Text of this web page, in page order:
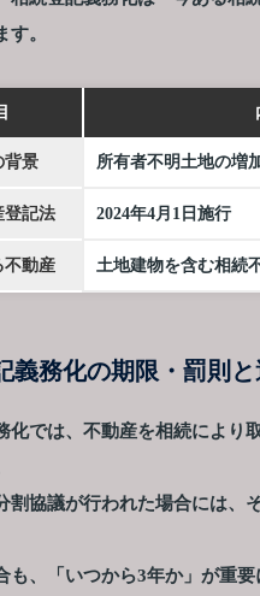
す。
背景 所有者不明土地の増
登記法 2024年4月1日施行
不動産 土地建物を含む相続
義務化の期限・罰則
化では、不動産を相続により
割協議が行われた場合には、
も、「いつから3年か」が重